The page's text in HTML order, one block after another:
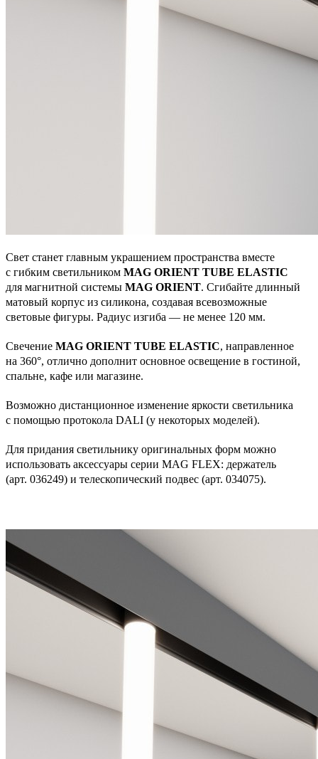
Свет станет главным украшением пространства вместе
с гибким светильником MAG ORIENT TUBE ELASTIC
для магнитной системы MAG ORIENT. Сгибайте длинный
матовый корпус из силикона, создавая всевозможные
световые фигуры. Радиус изгиба — не менее 120 мм.
Свечение MAG ORIENT TUBE ELASTIC, направленное
на 360°, отлично дополнит основное освещение в гостиной,
спальне, кафе или магазине.
Возможно дистанционное изменение яркости светильника
с помощью протокола DALI (у некоторых моделей).
Для придания светильнику оригинальных форм можно
использовать аксессуары серии MAG FLEX: держатель
(арт. 036249) и телескопический подвес (арт. 034075).